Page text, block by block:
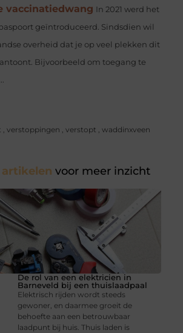
vaccinatiedwang In 2021 werd het
geïntroduceerd. Sindsdien wil
overheid dat je op veel plekken dit
Bijvoorbeeld om toegang te
, verstoppingen , verstopt , waddinxveen
artikelen voor meer inzicht
De rol van een elektricien in
Barneveld bij een thuislaadpaal
Elektrisch rijden wordt steeds
gewoner, en daarmee groeit de
behoefte aan een betrouwbaar
laadpunt bij huis. Thuis laden is